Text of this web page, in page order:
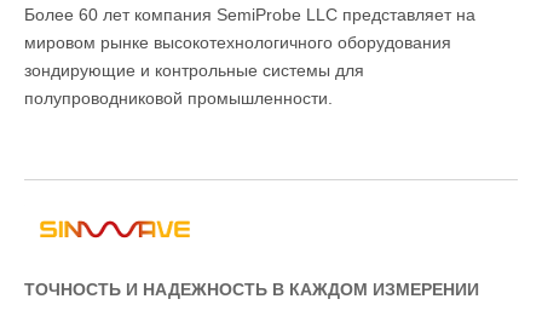
Более 60 лет компания SemiProbe LLC представляет на
мировом рынке высокотехнологичного оборудования
зондирующие и контрольные системы для
полупроводниковой промышленности.
ТОЧНОСТЬ И НАДЕЖНОСТЬ В КАЖДОМ ИЗМЕРЕНИИ